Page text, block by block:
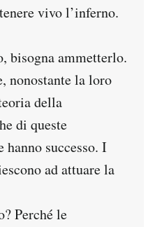
vivo l’inferno.
bisogna ammetterlo.
nonostante la loro
della
di queste
successo. I
ad attuare la
Perché le